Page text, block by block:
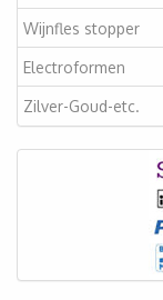
Wijnfles stopper
Electroformen
Zilver-Goud-etc.